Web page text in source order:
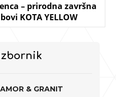
– prirodna završna
KOTA YELLOW
& GRANIT